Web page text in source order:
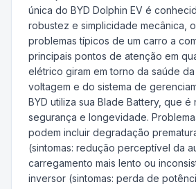
única do BYD Dolphin EV é
robustez e simplicidade mecânica,
problemas típicos de um carro a
principais pontos de atenção em
elétrico giram em torno da saúde
voltagem e do sistema de
BYD utiliza sua Blade Battery, que
segurança e longevidade.
podem incluir degradação
(sintomas: redução perceptível da
carregamento mais lento ou
inversor (sintomas: perda de